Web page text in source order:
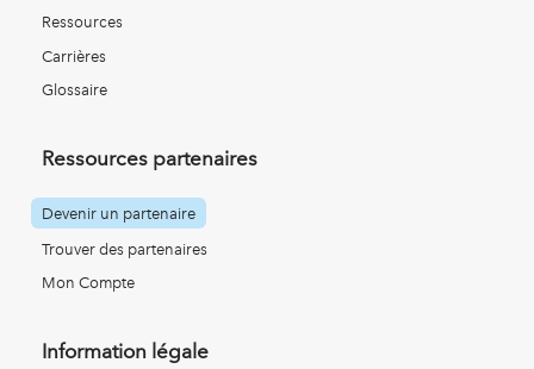
Ressources
Carrières
Glossaire
Ressources partenaires
Devenir un partenaire
Trouver des partenaires
Mon Compte
Information légale